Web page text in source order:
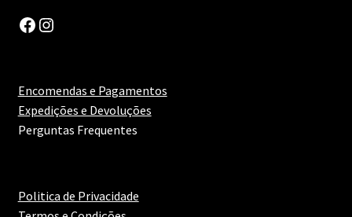
Facebook
Instagram
Encomendas e Pagamentos
Expedições e Devoluções
Perguntas Frequentes
Politica de Privacidade